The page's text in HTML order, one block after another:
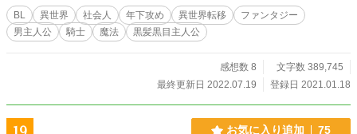
BL 異世界 社会人 年下攻め 異世界転移
ファンタジー
男主人公
騎士 魔法 黒髪黒目主人公
感想数 8
文字数 389,745
最終更新日 2022.07.19
登録日 2021.01.18
お気に入り追加 75